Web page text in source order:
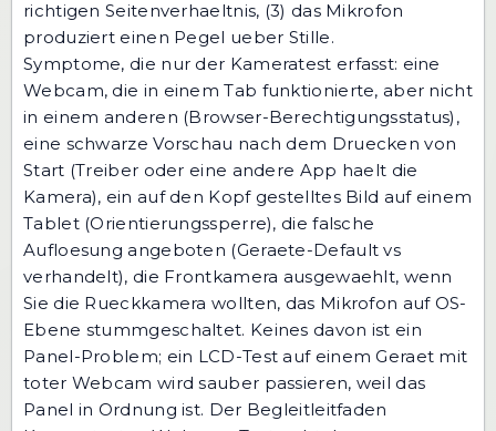
richtigen Seitenverhaeltnis, (3) das Mikrofon
produziert einen Pegel ueber Stille.
Symptome, die nur der Kameratest erfasst: eine
Webcam, die in einem Tab funktionierte, aber nicht
in einem anderen (Browser-Berechtigungsstatus),
eine schwarze Vorschau nach dem Druecken von
Start (Treiber oder eine andere App haelt die
Kamera), ein auf den Kopf gestelltes Bild auf einem
Tablet (Orientierungssperre), die falsche
Aufloesung angeboten (Geraete-Default vs
verhandelt), die Frontkamera ausgewaehlt, wenn
Sie die Rueckkamera wollten, das Mikrofon auf OS-
Ebene stummgeschaltet. Keines davon ist ein
Panel-Problem; ein LCD-Test auf einem Geraet mit
toter Webcam wird sauber passieren, weil das
Panel in Ordnung ist. Der Begleitleitfaden